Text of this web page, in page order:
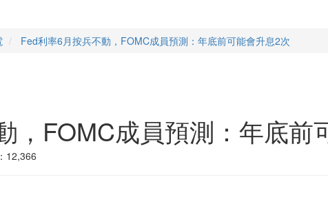
Fed利率6月按兵不動，FOMC成員預測：年底前可能會升息2次
，FOMC成員預測：年底前
12,366